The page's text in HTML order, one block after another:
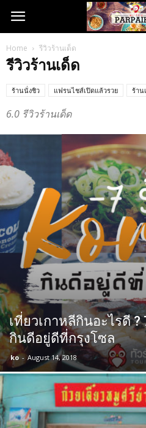
Home รีวิวร้านเด็ด
รีวิวร้านเด็ด
ร้านนั่งชิว แฟรนไชส์เปิดแล้วรวย ร้าน
6.0 รีวิวร้านเด็ด
เที่ยวเกาหลีกินอะไรดี
กินดีอยู่ดีที่กรุงโซล
ko - August 14, 2018